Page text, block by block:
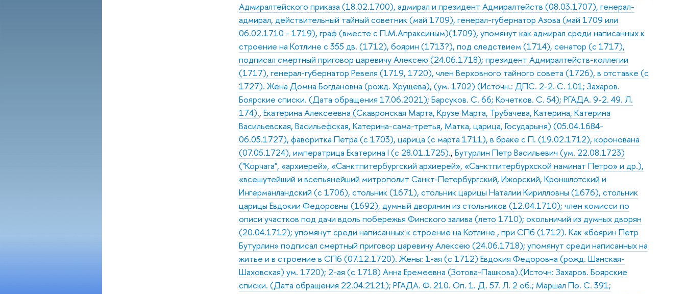
Адмиралтейского приказа (18.02.1700), адмирал и президент Адмиралтейств (08.03.1707), генерал-
адмирал, действительный тайный советник (май 1709), генерал-губернатор Азова (май 1709 или
06.02.1710 - 1719), граф (вместе с П.М.Апраксиным)(1709), упомянут как адмирал среди написанных к
строение на Котлине с 355 дв. (1712), боярин (1713?), под следствием (1714), сенатор (с 1717),
подписал смертный приговор царевичу Алексею (24.06.1718); президент Адмиралтейств-коллегии
(1717), генерал-губернатор Ревеля (1719, 1720), член Верховного тайного совета (1726), в отставке (с
1727). Жена Домна Богдановна (рожд. Хрущева), (ум. 1702) (Источн.: ДПС. 2-2. С. 101; Захаров.
Боярские списки. (Дата обращения 17.06.2021); Барсуков. С. 66; Кочетков. С. 54); РГАДА. 9-2. 49. Л.
174).,Екатерина Алексеевна (Скавронская Марта, Крузе Марта, Трубачева, Катерина, Катерина
Васильевская, Васильефская, Катерина-сама-третья, Матка, царица, Государыня) (05.04.1684-
06.05.1727), фаворитка Петра (с 1703), царица (с марта 1711), в браке с П. (19.02.1712), коронована
(07.05.1724), императрица Екатерина I (с 28.01.1725).,Бутурлин Петр Васильевич (ум. 22.08.1723)
("Корчага", «архиерей», «Санктпитербургский архиерей», «Санктпитербурхской наминат Петро» и др.),
«всешутейший и всепьянейший митрополит Санкт-Петербургский, Ижорский, Кроншлотский и
Ингерманландский (с 1706), стольник (1671), стольник царицы Наталии Кирилловны (1676), стольник
царицы Евдокии Федоровны (1692), думный дворянин из стольников (12.04.1710); член комисси по
описи участков под дачи вдоль побережья Финского залива (лето 1710); окольничий из думных дворян
(20.04.1712); упомянут среди написанных к строение на Котлине , при СПб (1712). Как «боярин Петр
Бутурлин» подписал смертный приговор царевичу Алексею (24.06.1718); упомянут среди написанных на
житье и в строение в СПб (07.12.1720). Жены: 1-ая (с 1712) Евдокия Федоровна (рожд. Шанская-
Шаховская) ум. 1720); 2-ая (с 1718) Анна Еремеевна (Зотова-Пашкова).(Источн: Захаров. Боярские
списки. (Дата обращения 22.04.2121); РГАДА. Ф. 210. Оп. 1. Д. 57. Л. 2 об.; Маршал По. С. 391;